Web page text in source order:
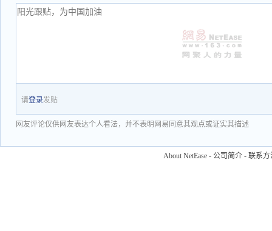
请登录发贴
网友评论仅供网友表达个人看法，并不表明网易同意其观点或证实其描述
About NetEase - 公司简介 - 联系方